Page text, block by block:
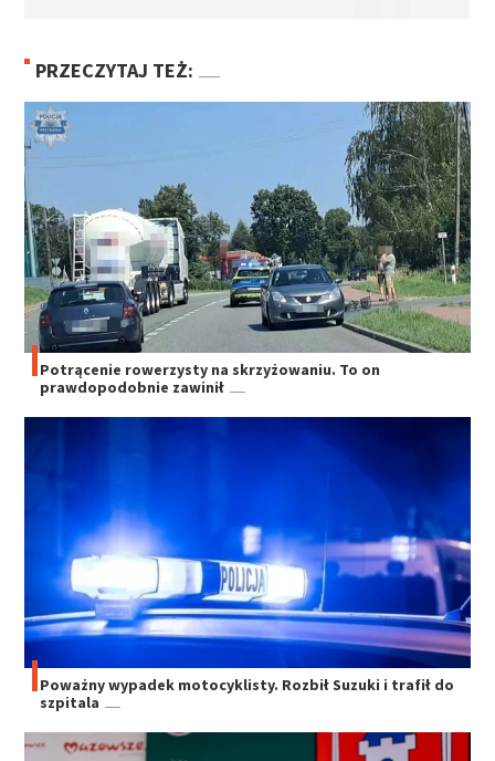
PRZECZYTAJ TEŻ:
Potrącenie rowerzysty na skrzyżowaniu. To on
prawdopodobnie zawinił
Poważny wypadek motocyklisty. Rozbił Suzuki i trafił do
szpitala